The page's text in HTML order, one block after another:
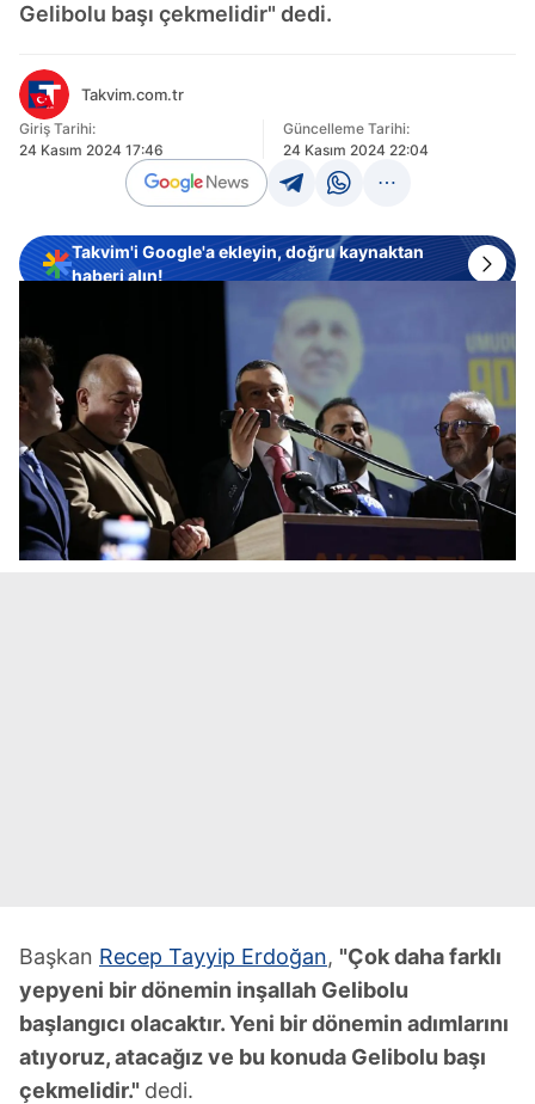
Gelibolu başı çekmelidir" dedi.
Takvim.com.tr
Giriş Tarihi:
24 Kasım 2024 17:46
Güncelleme Tarihi:
24 Kasım 2024 22:04
Takvim'i Google'a ekleyin, doğru kaynaktan
haberi alın!
Başkan Recep Tayyip Erdoğan, "Çok daha farklı
yepyeni bir dönemin inşallah Gelibolu
başlangıcı olacaktır. Yeni bir dönemin adımlarını
atıyoruz, atacağız ve bu konuda Gelibolu başı
çekmelidir." dedi.